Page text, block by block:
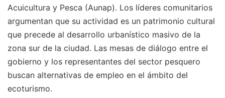
Acuicultura y Pesca (Aunap). Los líderes comunitarios
argumentan que su actividad es un patrimonio cultural
que precede al desarrollo urbanístico masivo de la
zona sur de la ciudad. Las mesas de diálogo entre el
gobierno y los representantes del sector pesquero
buscan alternativas de empleo en el ámbito del
ecoturismo.